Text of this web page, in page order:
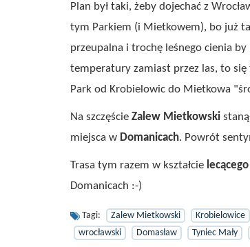
Plan był taki, żeby dojechać z
tym Parkiem (i Mietkowem), bo już
przeupalna i trochę leśnego cienia
temperatury zamiast przez las, to
Park od Krobielowic do Mietkowa
Na szczęście Zalew Mietkowski
miejsca w Domanicach. Powrót
Trasa tym razem w kształcie
Domanicach :-)
Tagi: Zalew Mietkowski Krobielowice
wrocławski
Domasław Tyniec Mały